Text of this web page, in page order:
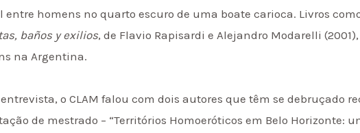
entre homens no quarto escuro de uma boate carioca. Livros
baños y exilios, de Flavio Rapisardi e Alejandro Modarelli
na Argentina.
o CLAM falou com dois autores que têm se debruçado
de mestrado – “Territórios Homoeróticos em Belo Horizonte: